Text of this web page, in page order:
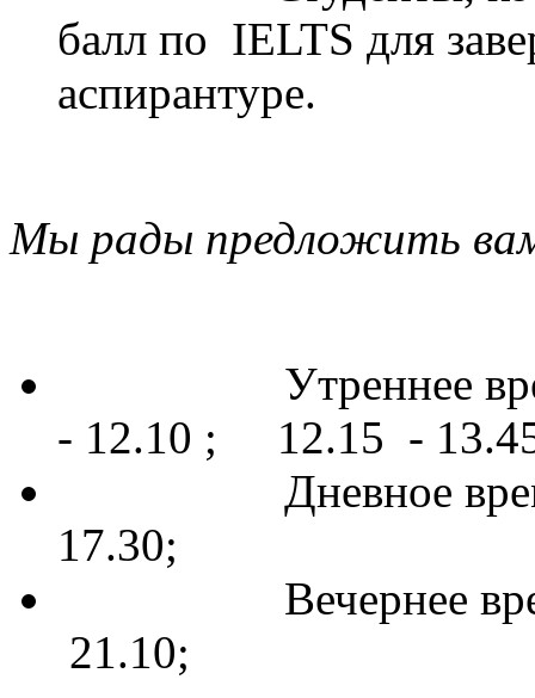
балл по IELTS для
аспирантуре.
Мы рады предложить
Утреннее
- 12.10 ; 12.15 -
Дневное время
17.30;
Вечернее
21.10;